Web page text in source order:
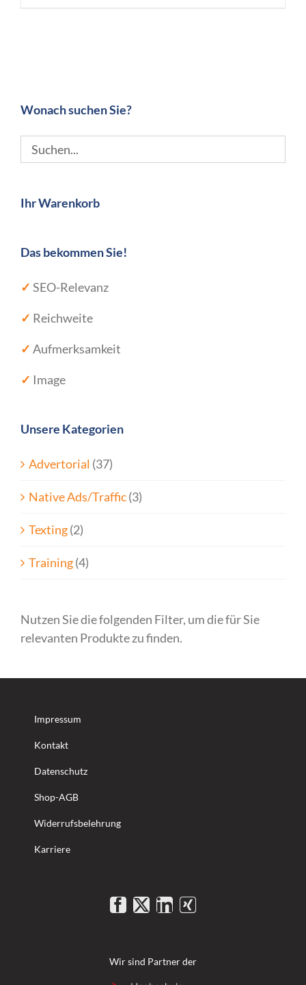
Wonach suchen Sie?
Ihr Warenkorb
Das bekommen Sie!
✓ SEO-Relevanz
✓ Reichweite
✓ Aufmerksamkeit
✓ Image
Unsere Kategorien
Advertorial (37)
Native Ads/Traffic(3)
Texting(2)
Training(4)
Nutzen Sie die folgenden Filter, um die für Sie
relevanten Produkte zu finden.
Impressum
Kontakt
Datenschutz
Shop-AGB
Widerrufsbelehrung
Karriere
Wir sind Partner der